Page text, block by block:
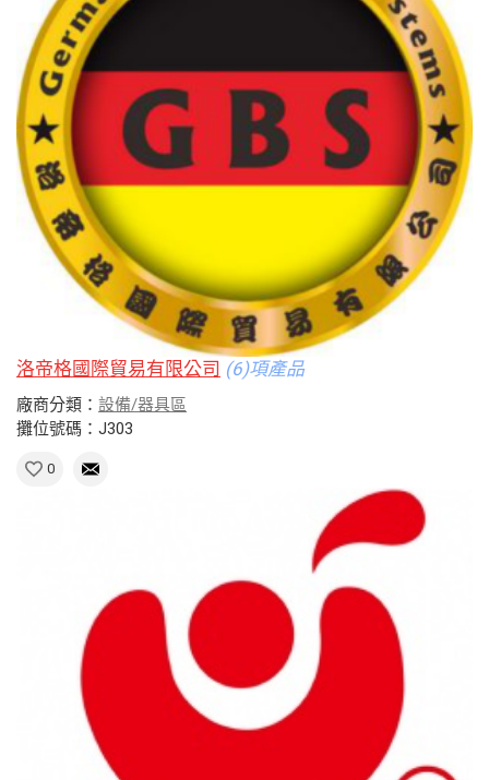
洛帝格國際貿易有限公司 (6)項產品
廠商分類： 設備/器具區
攤位號碼：J303
0